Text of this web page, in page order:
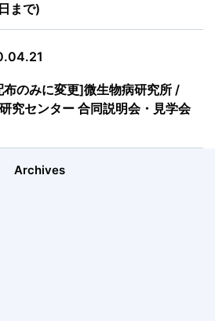
まで)
のみに変更]微生物病研究所 /
究センター 合同説明会・見学会
Archives